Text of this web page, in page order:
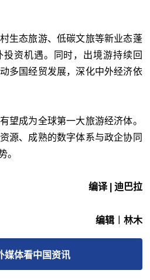
生态旅游、低碳文旅等新业态蓬
资机遇。同时，出境游持续回
多国经贸发展，深化中外经济依
望成为全球第一大旅游经济体。
源、成熟的数字体系与政企协同
。
编译 | 迪巴拉
编辑︱林木
媒体看中国资讯